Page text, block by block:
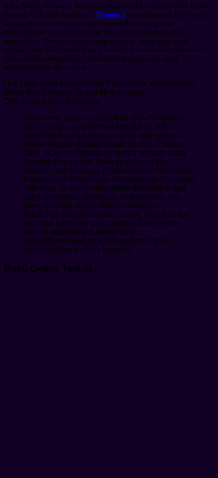
Buku Belajar Bersama Temanmu Matematika untuk Sekolah Dasar
Kelas 6 Kurikulum Merdeka – Volume 1 adalah sebuah buku yang
sangat direkomendasikan bagi siswa kelas 6 yang ingin
meningkatkan pemahaman dan kemampuan mereka dalam
matematika. Dengan desain yang menarik, penjelasan yang
lengkap, dan fitur interaktif yang inovatif, buku ini akan membantu
siswa dalam mempelajari matematika dengan cara yang
menyenangkan dan efektif.
Hak Cipta pada Kementerian Pendidikan, Kebudayaan,
Riset, dan Teknologi Republik Indonesia.
Dilindungi Undang-Undang.
Disclaimer: Buku ini disiapkan oleh Pemerintah
dalam rangka pemenuhan kebutuhan buku
pendidikan yang bermutu, murah, dan merata
sesuai dengan amanat dalam UU No. 3 Tahun
2017. Buku ini digunakan secara terbatas pada
Sekolah Penggerak. Buku ini disusun dan
ditelaah oleh berbagai pihak di bawah koordinasi
Kementerian Pendidikan, Kebudayaan, Riset dan
Teknologi. Buku ini merupakan dokumen hidup
yang senantiasa diperbaiki, diperbaharui, dan
dimutakhirkan sesuai dengan dinamika
kebutuhan dan perubahan zaman. Masukan dari
berbagai kalangan yang dialamatkan kepada
penulis atau melalui alamat surel
buku@kemdikbud.go.id diharapkan dapat
meningkatkan kualitas buku ini.
Buku Online Terkait